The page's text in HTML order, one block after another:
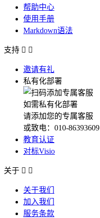
帮助中心
使用手册
Markdown语法
支持  
邀请有礼
私有化部署
如需私有化部署
请添加您的专属客服
或致电：010-86393609
教育认证
对标Visio
关于  
关于我们
加入我们
服务条款